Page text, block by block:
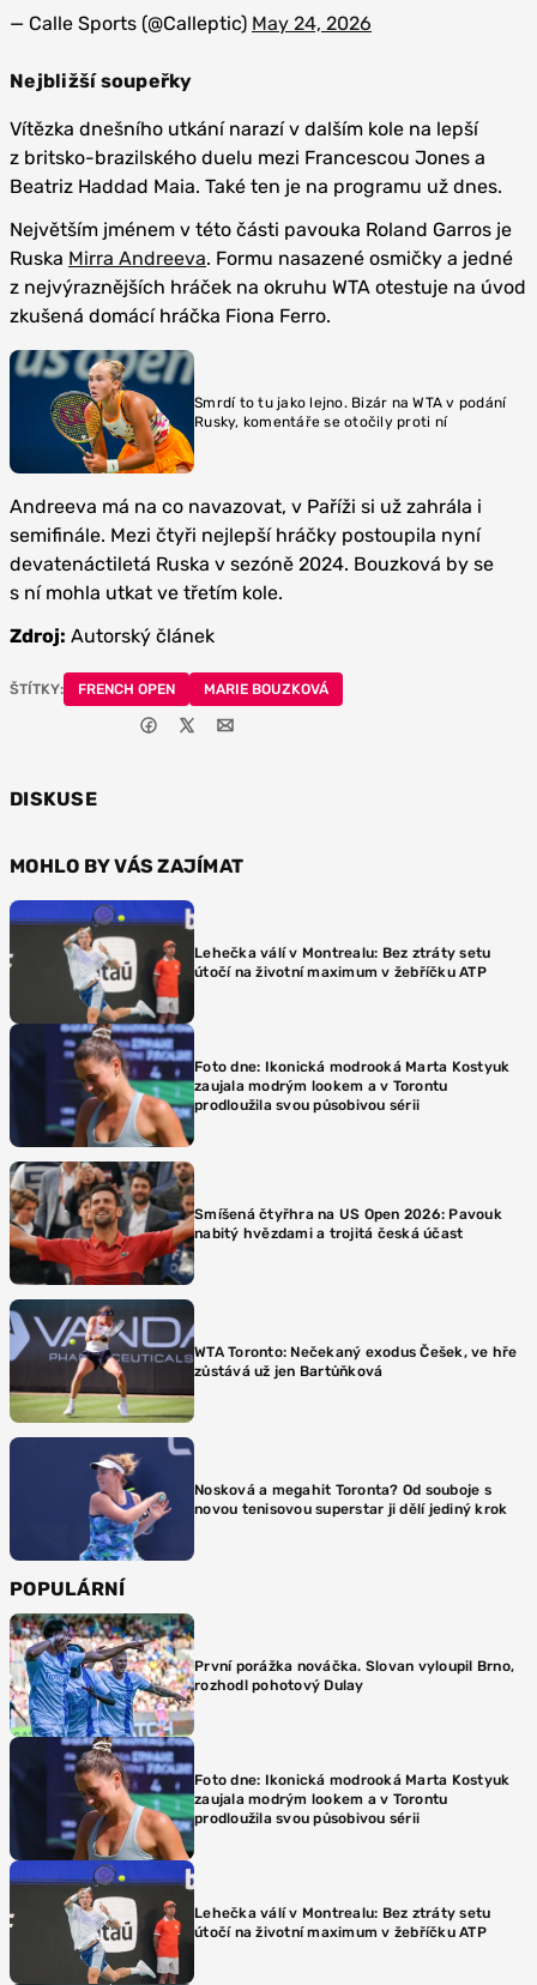
— Calle Sports (@Calleptic) May 24, 2026
Nejbližší soupeřky
Vítězka dnešního utkání narazí v dalším kole na lepší
z britsko-brazilského duelu mezi Francescou Jones a
Beatriz Haddad Maia. Také ten je na programu už dnes.
Největším jménem v této části pavouka Roland Garros je
Ruska Mirra Andreeva. Formu nasazené osmičky a jedné
z nejvýraznějších hráček na okruhu WTA otestuje na úvod
zkušená domácí hráčka Fiona Ferro.
Smrdí to tu jako lejno. Bizár na WTA v podání
Rusky, komentáře se otočily proti ní
Andreeva má na co navazovat, v Paříži si už zahrála i
semifinále. Mezi čtyři nejlepší hráčky postoupila nyní
devatenáctiletá Ruska v sezóně 2024. Bouzková by se
s ní mohla utkat ve třetím kole.
Zdroj: Autorský článek
ŠTÍTKY: FRENCH OPEN MARIE BOUZKOVÁ
DISKUSE
MOHLO BY VÁS ZAJÍMAT
Lehečka válí v Montrealu: Bez ztráty setu
útočí na životní maximum v žebříčku ATP
Foto dne: Ikonická modrooká Marta Kostyuk
zaujala modrým lookem a v Torontu
prodloužila svou působivou sérii
Smíšená čtyřhra na US Open 2026: Pavouk
nabitý hvězdami a trojitá česká účast
WTA Toronto: Nečekaný exodus Češek, ve hře
zůstává už jen Bartůňková
Nosková a megahit Toronta? Od souboje s
novou tenisovou superstar ji dělí jediný krok
POPULÁRNÍ
První porážka nováčka. Slovan vyloupil Brno,
rozhodl pohotový Dulay
Foto dne: Ikonická modrooká Marta Kostyuk
zaujala modrým lookem a v Torontu
prodloužila svou působivou sérii
Lehečka válí v Montrealu: Bez ztráty setu
útočí na životní maximum v žebříčku ATP